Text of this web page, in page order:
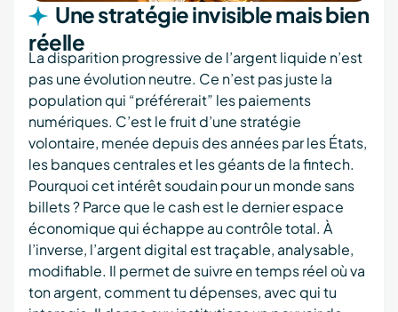
Une stratégie invisible mais bien
réelle
La disparition progressive de l’argent liquide n’est
pas une évolution neutre. Ce n’est pas juste la
population qui “préférerait” les paiements
numériques. C’est le fruit d’une stratégie
volontaire, menée depuis des années par les États,
les banques centrales et les géants de la fintech.
Pourquoi cet intérêt soudain pour un monde sans
billets ? Parce que le cash est le dernier espace
économique qui échappe au contrôle total. À
l’inverse, l’argent digital est traçable, analysable,
modifiable. Il permet de suivre en temps réel où va
ton argent, comment tu dépenses, avec qui tu